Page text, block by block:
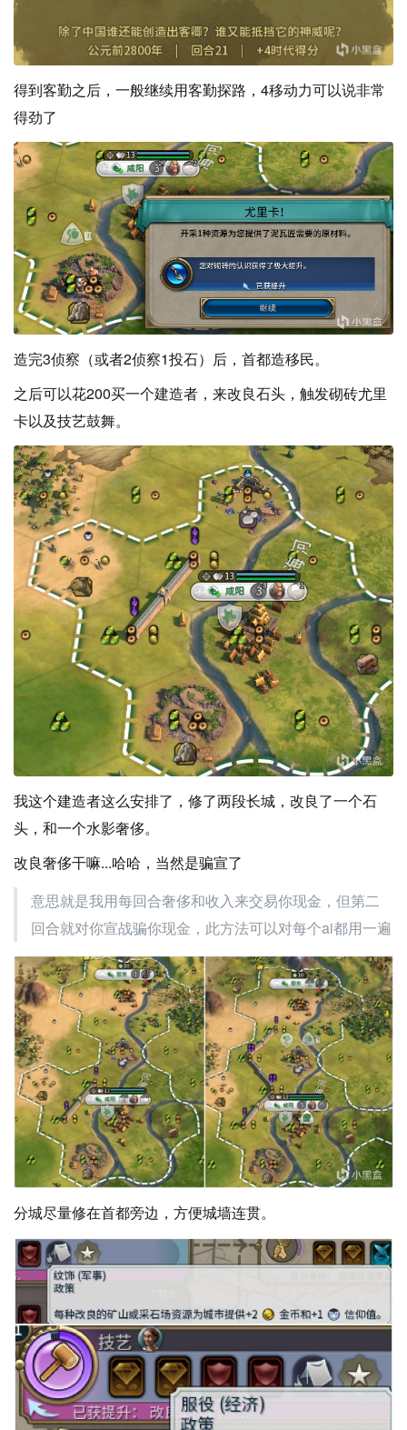
得到客勤之后，一般继续用客勤探路，4移动力可以说非常
得劲了
造完3侦察（或者2侦察1投石）后，首都造移民。
之后可以花200买一个建造者，来改良石头，触发砌砖尤里
卡以及技艺鼓舞。
我这个建造者这么安排了，修了两段长城，改良了一个石
头，和一个水影奢侈。
改良奢侈干嘛...哈哈，当然是骗宣了
意思就是我用每回合奢侈和收入来交易你现金，但第二
回合就对你宣战骗你现金，此方法可以对每个ai都用一遍
分城尽量修在首都旁边，方便城墙连贯。